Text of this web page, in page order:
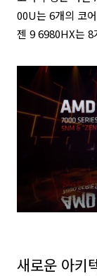
00U는 6개의 코
젠 9 6980HX는 8
새로운 아키